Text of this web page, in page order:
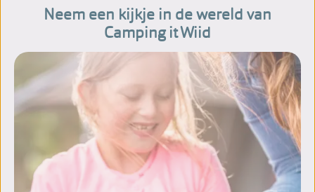
Neem een kijkje in de wereld van
Camping it Wiid